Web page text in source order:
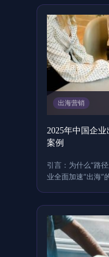
出海营销
2025年中国企
案例
引言：为什么“路
业全面加速“出海